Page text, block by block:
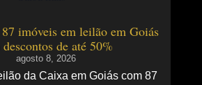
imóveis em leilão em Goiás
de até 50%
agosto 8, 2026
da Caixa em Goiás com 87